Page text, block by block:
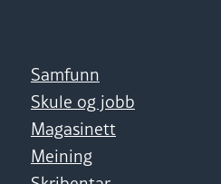
Samfunn
Skule og jobb
Magasinett
Meining